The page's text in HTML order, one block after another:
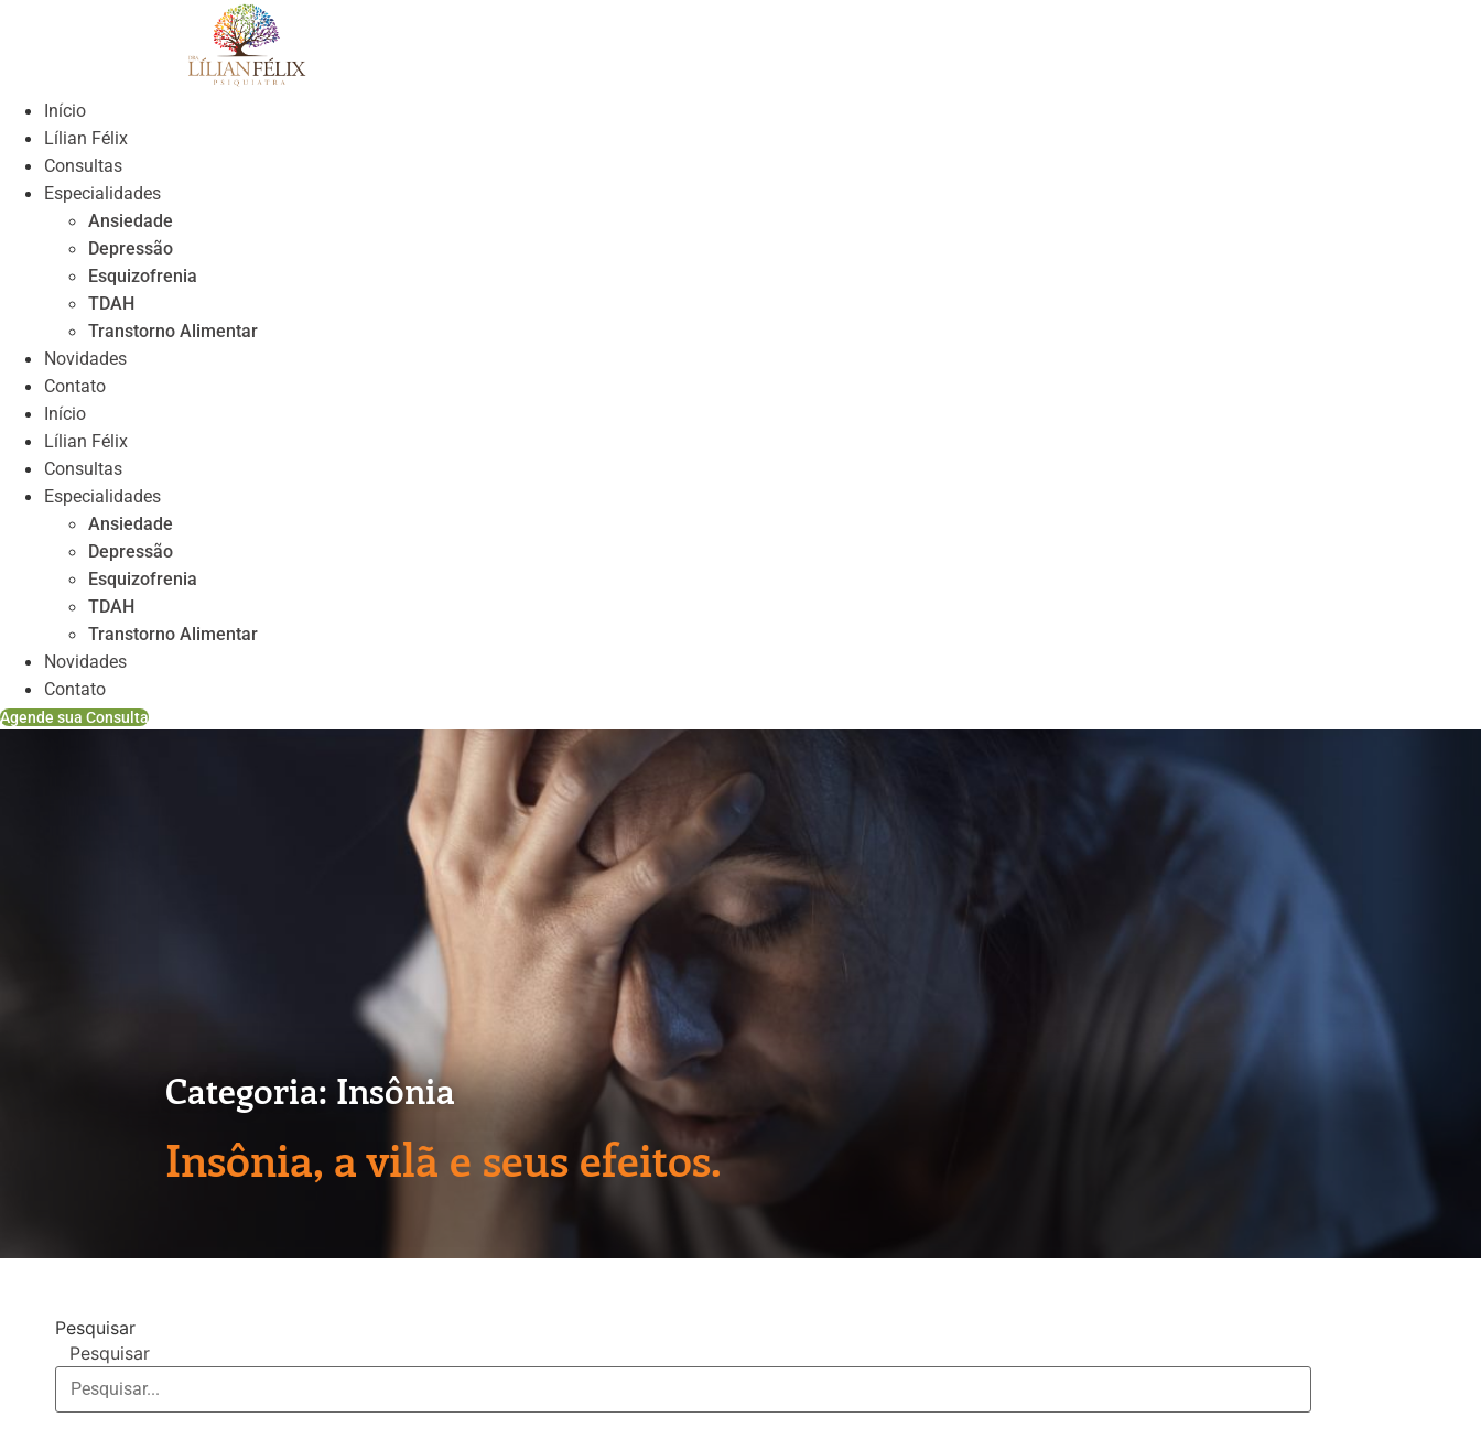
Início
Lílian Félix
Consultas
Especialidades
Ansiedade
Depressão
Esquizofrenia
TDAH
Transtorno Alimentar
Novidades
Contato
Início
Lílian Félix
Consultas
Especialidades
Ansiedade
Depressão
Esquizofrenia
TDAH
Transtorno Alimentar
Novidades
Contato
Agende sua Consulta
Categoria: Insônia
Insônia, a vilã e seus efeitos.
Pesquisar
Pesquisar